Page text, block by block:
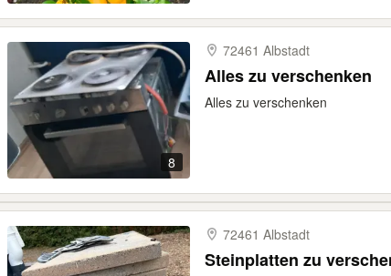
8
72461 Albstadt
Alles zu verschenken
Alles zu verschenken
72461 Albstadt
Steinplatten zu